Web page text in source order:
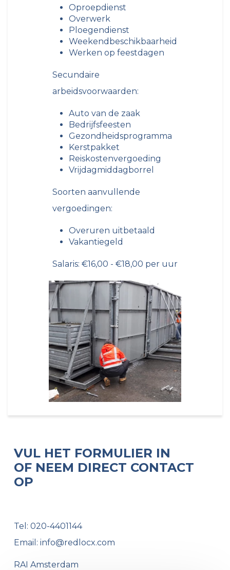
Oproepdienst
Overwerk
Ploegendienst
Weekendbeschikbaarheid
Werken op feestdagen
Secundaire
arbeidsvoorwaarden:
Auto van de zaak
Bedrijfsfeesten
Gezondheidsprogramma
Kerstpakket
Reiskostenvergoeding
Vrijdagmiddagborrel
Soorten aanvullende
vergoedingen:
Overuren uitbetaald
Vakantiegeld
Salaris: €16,00 - €18,00 per uur
VUL HET FORMULIER IN
OF NEEM DIRECT CONTACT
OP
Tel: 020-4401144
Email: info@redlocx.com
RAI Amsterdam